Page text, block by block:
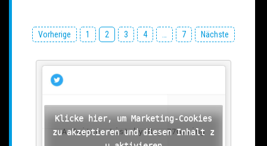
Beitragsnavigation
Vorherige 1 2 3 4 7 Nächste
A Twitter List by Rage77Gaming
Klicke hier, um Marketing-Cookies
zu akzeptieren und diesen Inhalt z